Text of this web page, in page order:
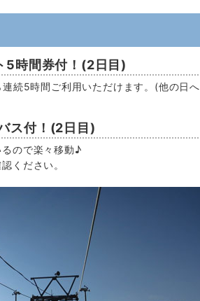
5時間券付！(2日目)
続5時間ご利用いただけます。(他の日へ
ス付！(2日目)
ので楽々移動♪
ください。